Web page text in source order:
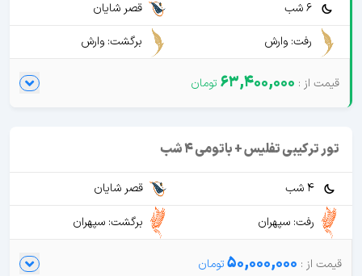
6 شب
قصر شایان
رفت: وارش
برگشت: وارش
63,400,000
تور ترکیبی تفلیس + باتومی 4 شب
4 شب
قصر شایان
رفت: سپهران
برگشت: سپهران
50,000,000